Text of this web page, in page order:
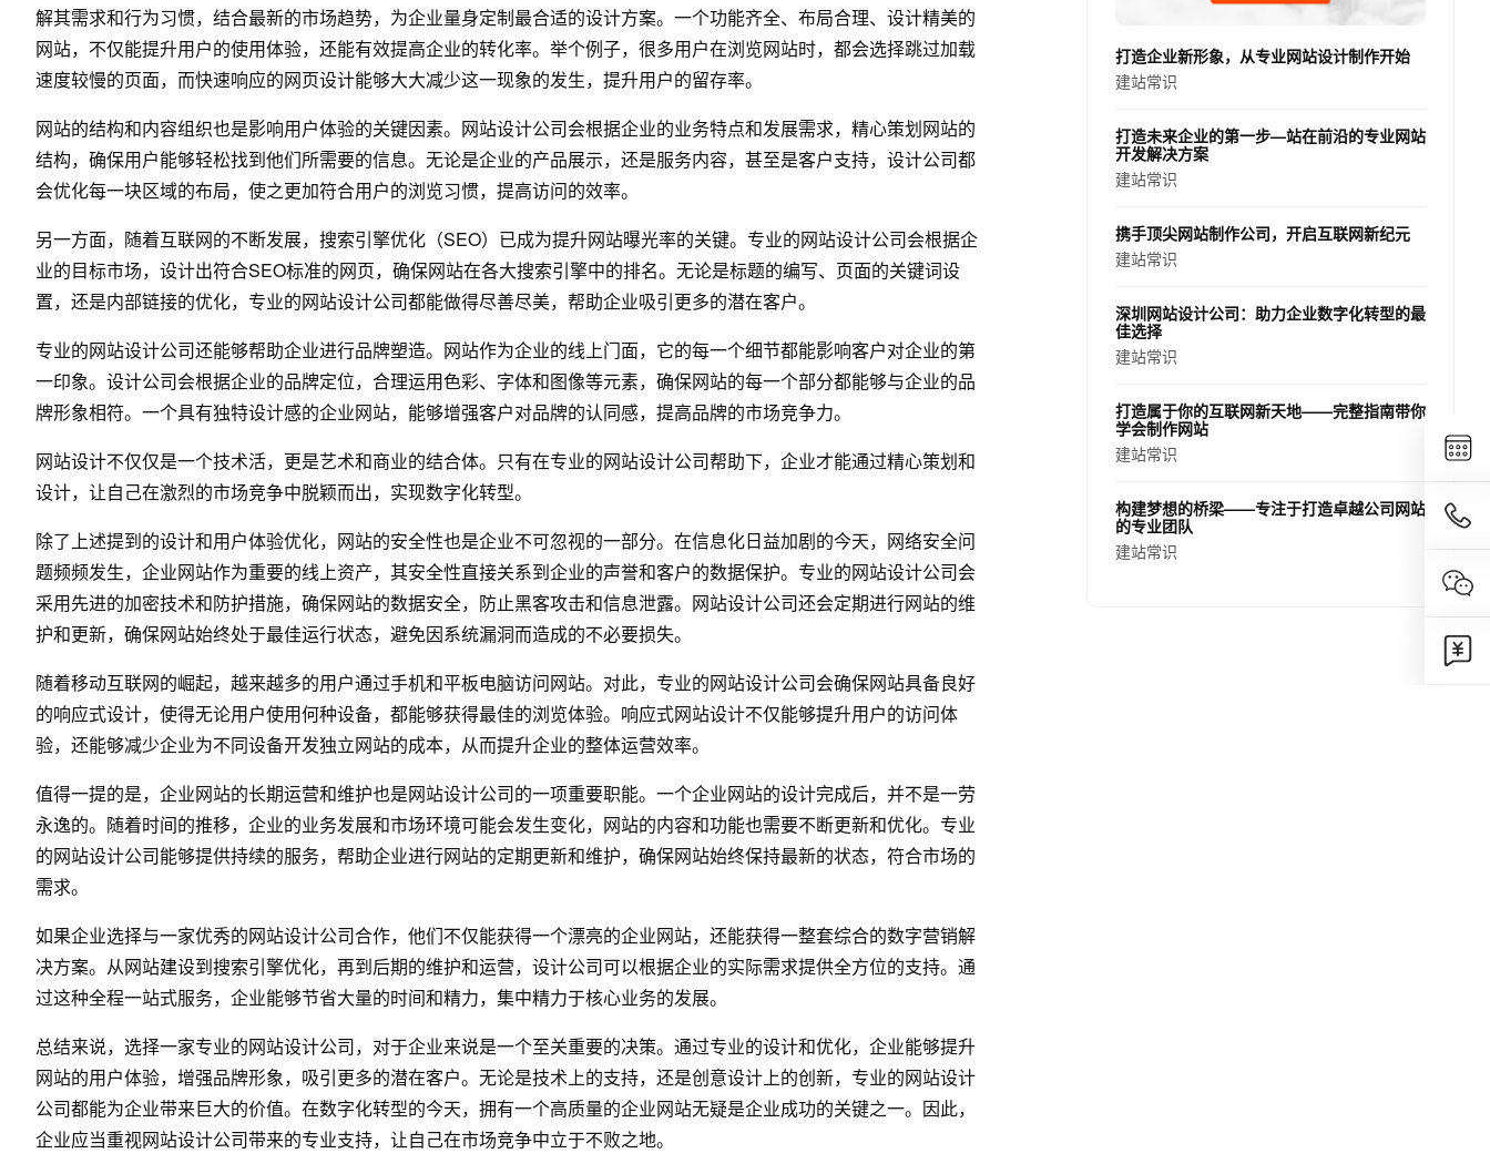
打造企业新形象，从专业网站设计制作开始
建站常识
打造未来企业的第一步—站在前沿的专业网站
开发解决方案
建站常识
携手顶尖网站制作公司，开启互联网新纪元
建站常识
深圳网站设计公司：助力企业数字化转型的最
佳选择
建站常识
打造属于你的互联网新天地——完整指南带你
学会制作网站
建站常识
构建梦想的桥梁——专注于打造卓越公司网站
的专业团队
建站常识
解其需求和行为习惯，结合最新的市场趋势，为企业量身定制最合适的设计方案。一个功能齐全、布局合理、设计精美的
网站，不仅能提升用户的使用体验，还能有效提高企业的转化率。举个例子，很多用户在浏览网站时，都会选择跳过加载
速度较慢的页面，而快速响应的网页设计能够大大减少这一现象的发生，提升用户的留存率。
网站的结构和内容组织也是影响用户体验的关键因素。网站设计公司会根据企业的业务特点和发展需求，精心策划网站的
结构，确保用户能够轻松找到他们所需要的信息。无论是企业的产品展示，还是服务内容，甚至是客户支持，设计公司都
会优化每一块区域的布局，使之更加符合用户的浏览习惯，提高访问的效率。
另一方面，随着互联网的不断发展，搜索引擎优化（SEO）已成为提升网站曝光率的关键。专业的网站设计公司会根据企
业的目标市场，设计出符合SEO标准的网页，确保网站在各大搜索引擎中的排名。无论是标题的编写、页面的关键词设
置，还是内部链接的优化，专业的网站设计公司都能做得尽善尽美，帮助企业吸引更多的潜在客户。
专业的网站设计公司还能够帮助企业进行品牌塑造。网站作为企业的线上门面，它的每一个细节都能影响客户对企业的第
一印象。设计公司会根据企业的品牌定位，合理运用色彩、字体和图像等元素，确保网站的每一个部分都能够与企业的品
牌形象相符。一个具有独特设计感的企业网站，能够增强客户对品牌的认同感，提高品牌的市场竞争力。
网站设计不仅仅是一个技术活，更是艺术和商业的结合体。只有在专业的网站设计公司帮助下，企业才能通过精心策划和
设计，让自己在激烈的市场竞争中脱颖而出，实现数字化转型。
除了上述提到的设计和用户体验优化，网站的安全性也是企业不可忽视的一部分。在信息化日益加剧的今天，网络安全问
题频频发生，企业网站作为重要的线上资产，其安全性直接关系到企业的声誉和客户的数据保护。专业的网站设计公司会
采用先进的加密技术和防护措施，确保网站的数据安全，防止黑客攻击和信息泄露。网站设计公司还会定期进行网站的维
护和更新，确保网站始终处于最佳运行状态，避免因系统漏洞而造成的不必要损失。
随着移动互联网的崛起，越来越多的用户通过手机和平板电脑访问网站。对此，专业的网站设计公司会确保网站具备良好
的响应式设计，使得无论用户使用何种设备，都能够获得最佳的浏览体验。响应式网站设计不仅能够提升用户的访问体
验，还能够减少企业为不同设备开发独立网站的成本，从而提升企业的整体运营效率。
值得一提的是，企业网站的长期运营和维护也是网站设计公司的一项重要职能。一个企业网站的设计完成后，并不是一劳
永逸的。随着时间的推移，企业的业务发展和市场环境可能会发生变化，网站的内容和功能也需要不断更新和优化。专业
的网站设计公司能够提供持续的服务，帮助企业进行网站的定期更新和维护，确保网站始终保持最新的状态，符合市场的
需求。
如果企业选择与一家优秀的网站设计公司合作，他们不仅能获得一个漂亮的企业网站，还能获得一整套综合的数字营销解
决方案。从网站建设到搜索引擎优化，再到后期的维护和运营，设计公司可以根据企业的实际需求提供全方位的支持。通
过这种全程一站式服务，企业能够节省大量的时间和精力，集中精力于核心业务的发展。
总结来说，选择一家专业的网站设计公司，对于企业来说是一个至关重要的决策。通过专业的设计和优化，企业能够提升
网站的用户体验，增强品牌形象，吸引更多的潜在客户。无论是技术上的支持，还是创意设计上的创新，专业的网站设计
公司都能为企业带来巨大的价值。在数字化转型的今天，拥有一个高质量的企业网站无疑是企业成功的关键之一。因此，
企业应当重视网站设计公司带来的专业支持，让自己在市场竞争中立于不败之地。